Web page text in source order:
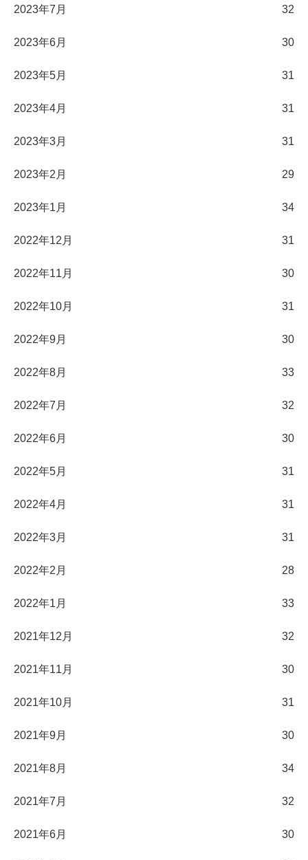
2023年7月 32
2023年6月 30
2023年5月 31
2023年4月 31
2023年3月 31
2023年2月 29
2023年1月 34
2022年12月 31
2022年11月 30
2022年10月 31
2022年9月 30
2022年8月 33
2022年7月 32
2022年6月 30
2022年5月 31
2022年4月 31
2022年3月 31
2022年2月 28
2022年1月 33
2021年12月 32
2021年11月 30
2021年10月 31
2021年9月 30
2021年8月 34
2021年7月 32
2021年6月 30